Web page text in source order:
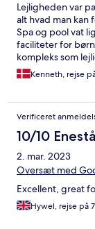
Lejligheden var
alt hvad man kan
Spa og pool vat
faciliteter for
kompleks som
parkering.
pisterne. Alt i alt
Kenneth, rejse
Verificeret
10/10
2. mar. 2023
Oversæt med
Excellent, great
Hywel, rejse på